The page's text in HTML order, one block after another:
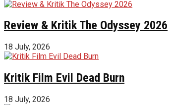
Review & Kritik The Odyssey 2026
18 July, 2026
Kritik Film Evil Dead Burn
18 July, 2026